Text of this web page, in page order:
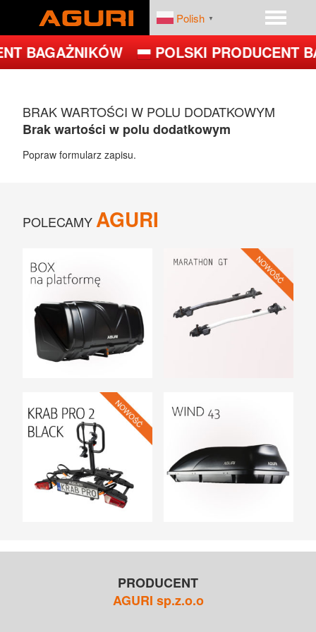
START
PLATFORMY ROWEROWE
BAGAŻNIKI BAZOWE
UCHWYTY ROWEROWE NA DACH
UCHWYTY ROWEROWE NA HAK
JET
UCHWYTY ROWEROWE NA TYLNĄ KLAPĘ
BOXY NA HAK I AKCESORIA
DEALERZY
FIRMA
Polish ▼
BAGAŻNIKÓW POLSKI PRODUCENT
BRAK WARTOŚCI W POLU DODATKOWYM
Brak wartości w polu dodatkowym
Popraw formularz zapisu.
POLECAMYAGURI
PRODUCENT
AGURI sp.z.o.o